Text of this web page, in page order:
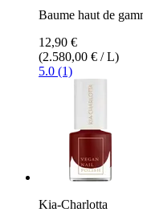
Baume haut de
12,90 €
(2.580,00 € / L)
5.0 (1)
Kia-Charlotta